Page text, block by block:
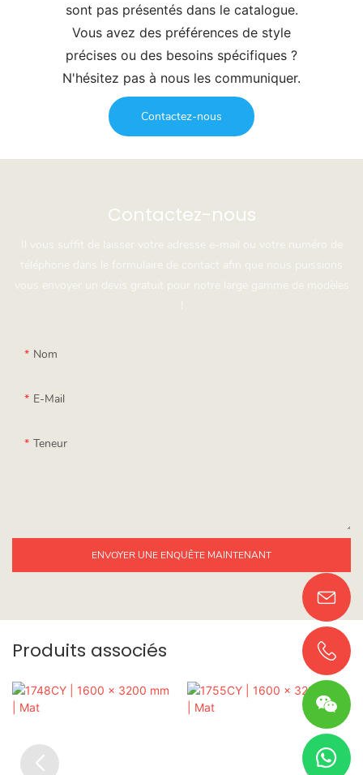
sont pas présentés dans le catalogue.
Vous avez des préférences de style
précises ou des besoins spécifiques ?
N'hésitez pas à nous les communiquer.
Contactez-nous
Contactez-nous
Il vous suffit de laisser votre adresse e-mail ou votre numéro de
téléphone dans le formulaire de contact afin que nous puissions
vous envoyer un devis gratuit pour notre large gamme de modèles
!
Nom
E-Mail
Teneur
ENVOYER UNE ENQUÊTE MAINTENANT
Produits associés